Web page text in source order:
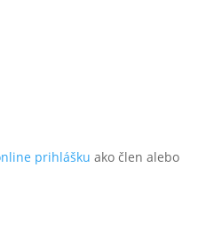
prihlášku ako člen alebo